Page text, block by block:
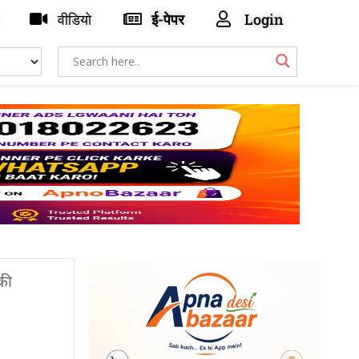
वीडियो ई-पेपर Login